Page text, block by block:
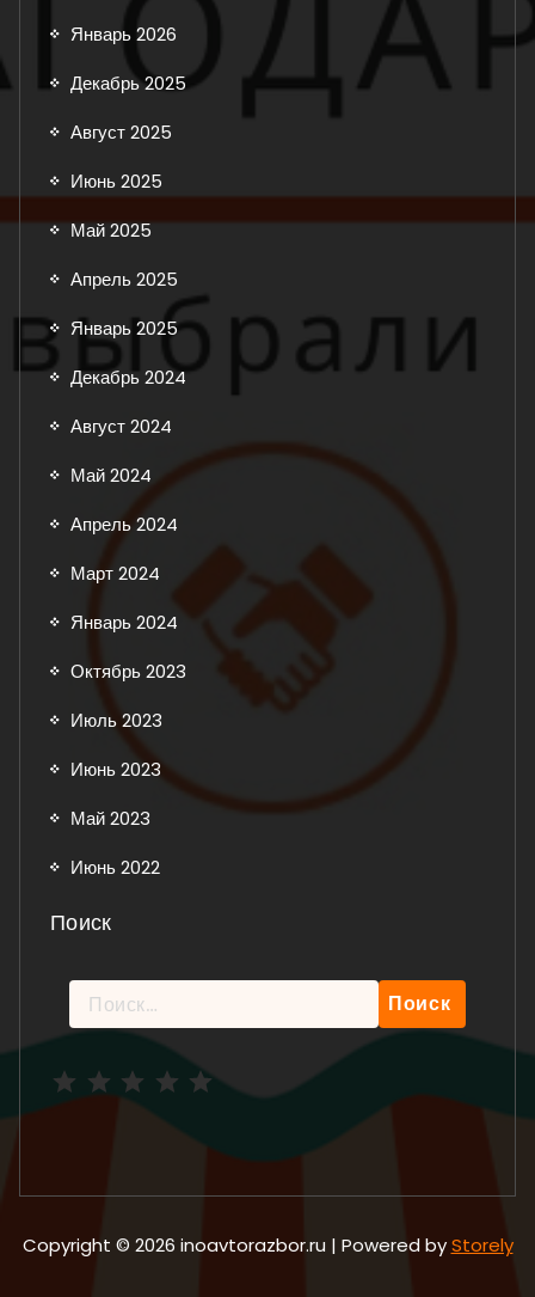
Январь 2026
Декабрь 2025
Август 2025
Июнь 2025
Май 2025
Апрель 2025
Январь 2025
Декабрь 2024
Август 2024
Май 2024
Апрель 2024
Март 2024
Январь 2024
Октябрь 2023
Июль 2023
Июнь 2023
Май 2023
Июнь 2022
Поиск
Найти:
Copyright © 2026 inoavtorazbor.ru | Powered byStorely